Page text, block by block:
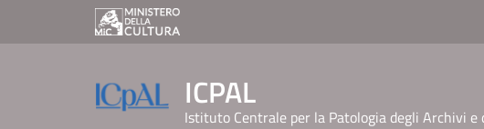
ICPAL
Istituto Centrale per la Patologia degli Archivi e